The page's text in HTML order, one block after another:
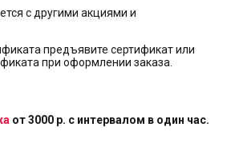
с другими акциями и
предъявите сертификат или
при оформлении заказа.
от 3000 р. с интервалом в один час.